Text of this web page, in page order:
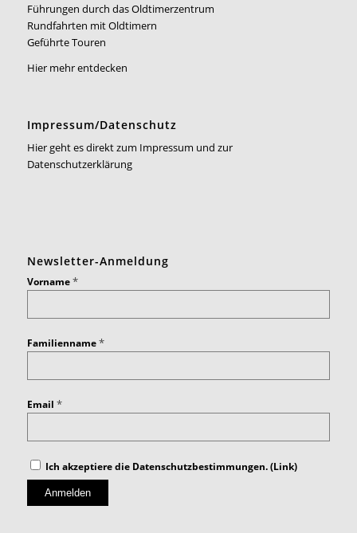
Führungen durch das Oldtimerzentrum
Rundfahrten mit Oldtimern
Geführte Touren
Hier mehr entdecken
Impressum/Datenschutz
Hier geht es direkt zum Impressum und zur
Datenschutzerklärung
Newsletter-Anmeldung
Vorname*
Familienname*
Email *
Ich akzeptiere die Datenschutzbestimmungen. (Link)